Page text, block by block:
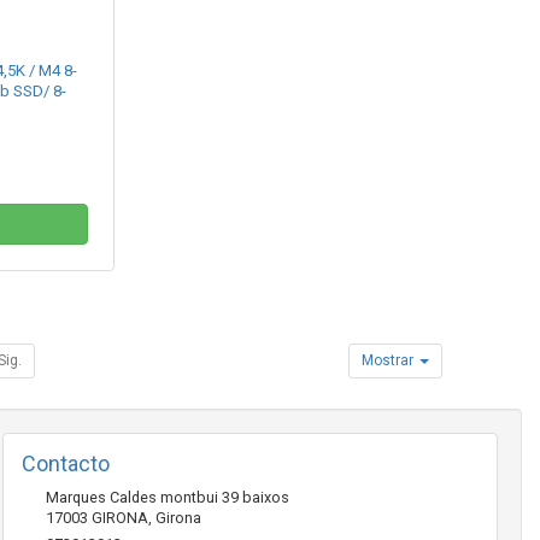
/ M4 8-
SSD/ 8-
Mostrar
Contacto
Marques Caldes montbui 39 baixos
17003 GIRONA, Girona